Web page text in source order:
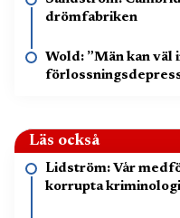
drömfabriken
Wold: ”Män kan väl
Läs också
Lidström: Vår
korrupta